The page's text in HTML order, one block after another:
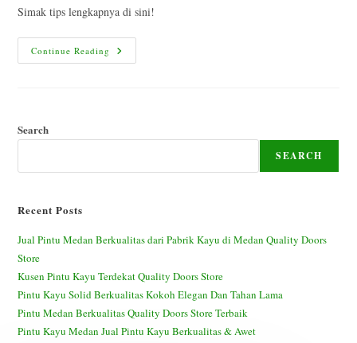
Simak tips lengkapnya di sini!
Continue Reading Tips
Memilih
Search
SEARCH
Recent Posts
Jual Pintu Medan Berkualitas dari Pabrik Kayu di Medan Quality Doors
Store
Kusen Pintu Kayu Terdekat Quality Doors Store
Pintu Kayu Solid Berkualitas Kokoh Elegan Dan Tahan Lama
Pintu Medan Berkualitas Quality Doors Store Terbaik
Pintu Kayu Medan Jual Pintu Kayu Berkualitas & Awet